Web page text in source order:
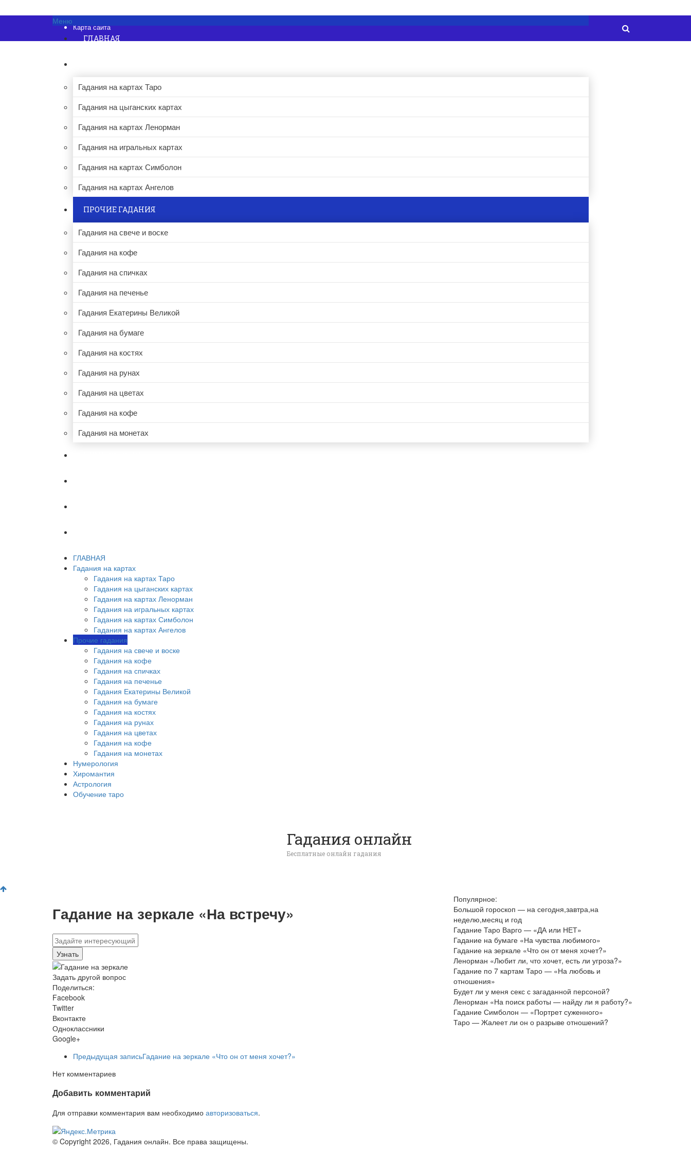
Контакты
Карта сайта
Меню
ГЛАВНАЯ
Гадания на картах Таро
Гадания на цыганских картах
Гадания на картах Ленорман
Гадания на игральных картах
Гадания на картах Симболон
Гадания на картах Ангелов
ПРОЧИЕ ГАДАНИЯ
Гадания на свече и воске
Гадания на кофе
Гадания на спичках
Гадания на печенье
Гадания Екатерины Великой
Гадания на бумаге
Гадания на костях
Гадания на рунах
Гадания на цветах
Гадания на кофе
Гадания на монетах
ГЛАВНАЯ
Гадания на картах
Гадания на картах Таро
Гадания на цыганских картах
Гадания на картах Ленорман
Гадания на игральных картах
Гадания на картах Симболон
Гадания на картах Ангелов
Прочие гадания
Гадания на свече и воске
Гадания на кофе
Гадания на спичках
Гадания на печенье
Гадания Екатерины Великой
Гадания на бумаге
Гадания на костях
Гадания на рунах
Гадания на цветах
Гадания на кофе
Гадания на монетах
Нумерология
Хиромантия
Астрология
Обучение таро
Гадания онлайн
Бесплатные онлайн гадания
Гадание на зеркале «На встречу»
Задать другой вопрос
Поделиться:
Facebook
Twitter
Вконтакте
Одноклассники
Google+
Предыдущая записьГадание на зеркале «Что он от меня хочет?»
Нет комментариев
Добавить комментарий
Для отправки комментария вам необходимо авторизоваться.
Популярное:
Большой гороскоп — на сегодня,завтра,на
неделю,месяц и год
Гадание Таро Варго — «ДА или НЕТ»
Гадание на бумаге «На чувства любимого»
Гадание на зеркале «Что он от меня хочет?»
Ленорман «Любит ли, что хочет, есть ли угроза?»
Гадание по 7 картам Таро — «На любовь и
отношения»
Будет ли у меня секс с загаданной персоной?
Ленорман «На поиск работы — найду ли я работу?»
Гадание Симболон — «Портрет суженного»
Таро — Жалеет ли он о разрыве отношений?
© Copyright 2026, Гадания онлайн. Все права защищены.